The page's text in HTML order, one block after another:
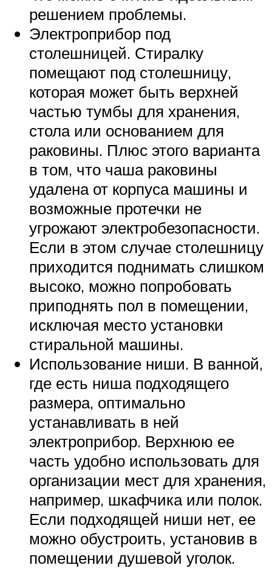
решением проблемы.
Электроприбор под
столешницей. Стиралку
помещают под столешницу,
которая может быть верхней
частью тумбы для хранения,
стола или основанием для
раковины. Плюс этого варианта
в том, что чаша раковины
удалена от корпуса машины и
возможные протечки не
угрожают электробезопасности.
Если в этом случае столешницу
приходится поднимать слишком
высоко, можно попробовать
приподнять пол в помещении,
исключая место установки
стиральной машины.
Использование ниши. В ванной,
где есть ниша подходящего
размера, оптимально
устанавливать в ней
электроприбор. Верхнюю ее
часть удобно использовать для
организации мест для хранения,
например, шкафчика или полок.
Если подходящей ниши нет, ее
можно обустроить, установив в
помещении душевой уголок.